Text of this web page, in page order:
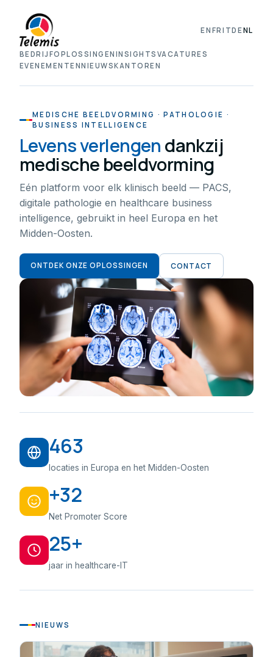
BEDRIJFOPLOSSINGEN INSIGHTS VACATURES
EVENEMENTENNIEUWSKANTOREN
ENFRITDENL
MEDISCHE BEELDVORMING · PATHOLOGIE ·
BUSINESS INTELLIGENCE
Levens verlengen dankzij
medische beeldvorming
Eén platform voor elk klinisch beeld — PACS,
digitale pathologie en healthcare business
intelligence, gebruikt in heel Europa en het
Midden-Oosten.
ONTDEK ONZE OPLOSSINGEN CONTACT
463
locaties in Europa en het Midden-Oosten
+32
Net Promoter Score
25+
jaar in healthcare-IT
NIEUWS